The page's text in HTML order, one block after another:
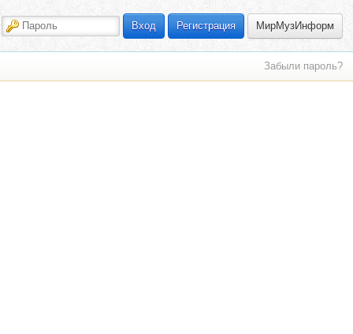
Вход Регистрация МирМузИнформ
Забыли пароль?